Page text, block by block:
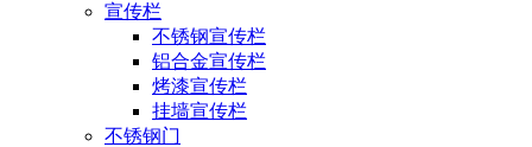
宣传栏
不锈钢宣传栏
铝合金宣传栏
烤漆宣传栏
挂墙宣传栏
不锈钢门